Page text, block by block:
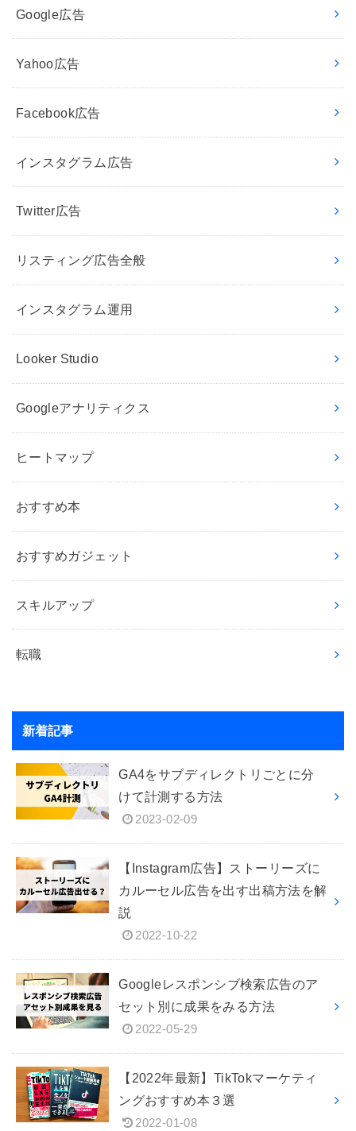
Google広告
Yahoo広告
Facebook広告
インスタグラム広告
Twitter広告
リスティング広告全般
インスタグラム運用
Looker Studio
Googleアナリティクス
ヒートマップ
おすすめ本
おすすめガジェット
スキルアップ
転職
新着記事
GA4をサブディレクトリごとに分
けて計測する方法
2023-02-09
【Instagram広告】ストーリーズに
カルーセル広告を出す出稿方法を解
説
2022-10-22
Googleレスポンシブ検索広告のア
セット別に成果をみる方法
2022-05-29
【2022年最新】TikTokマーケティ
ングおすすめ本３選
2022-01-08